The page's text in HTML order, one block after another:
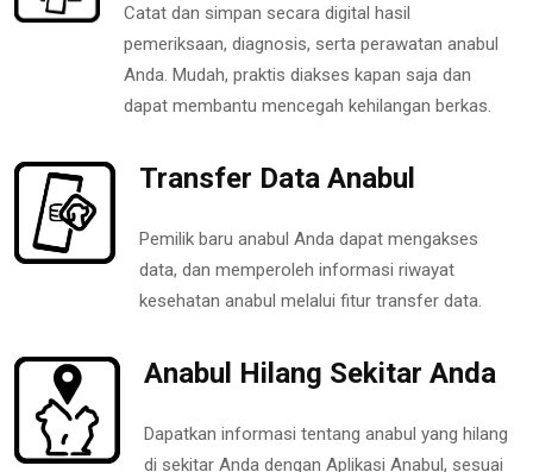
Catat dan simpan secara digital hasil
pemeriksaan, diagnosis, serta perawatan anabul
Anda. Mudah, praktis diakses kapan saja dan
dapat membantu mencegah kehilangan berkas.
Transfer Data Anabul
Pemilik baru anabul Anda dapat mengakses
data, dan memperoleh informasi riwayat
kesehatan anabul melalui fitur transfer data.
Anabul Hilang Sekitar Anda
Dapatkan informasi tentang anabul yang hilang
di sekitar Anda dengan Aplikasi Anabul, sesuai